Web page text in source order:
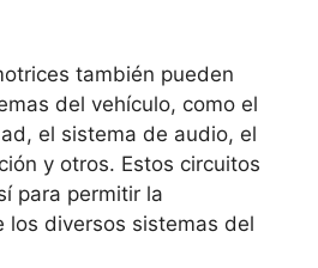
también pueden
del vehículo, como el
el sistema de audio, el
y otros. Estos circuitos
para permitir la
los diversos sistemas del